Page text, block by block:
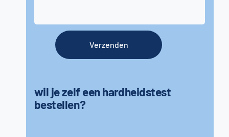
wil je zelf een hardheidstest
bestellen?
Verzenden